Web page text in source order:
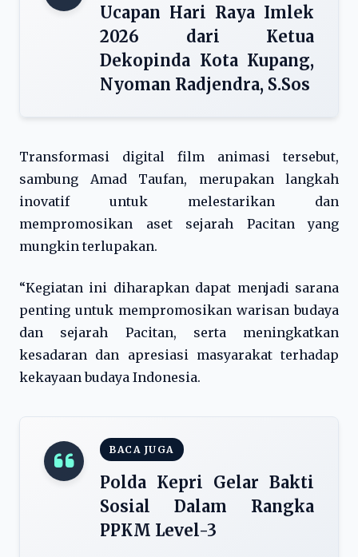
Ucapan Hari Raya Imlek
2026 dari Ketua
Dekopinda Kota Kupang,
Nyoman Radjendra, S.Sos
Transformasi digital film animasi tersebut,
sambung Amad Taufan, merupakan langkah
inovatif untuk melestarikan dan
mempromosikan aset sejarah Pacitan yang
mungkin terlupakan.
“Kegiatan ini diharapkan dapat menjadi sarana
penting untuk mempromosikan warisan budaya
dan sejarah Pacitan, serta meningkatkan
kesadaran dan apresiasi masyarakat terhadap
kekayaan budaya Indonesia.
BACA JUGA
Polda Kepri Gelar Bakti
Sosial Dalam Rangka
PPKM Level-3